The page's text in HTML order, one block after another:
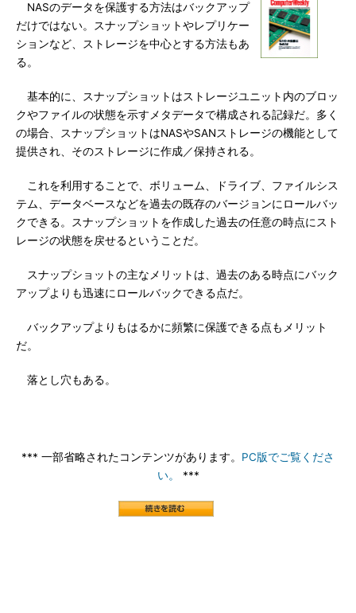
NASのデータを保護する方法はバックアップ
だけではない。スナップショットやレプリケー
ションなど、ストレージを中心とする方法もあ
る。
基本的に、スナップショットはストレージユニット内のブロッ
クやファイルの状態を示すメタデータで構成される記録だ。多く
の場合、スナップショットはNASやSANストレージの機能として
提供され、そのストレージに作成／保持される。
これを利用することで、ボリューム、ドライブ、ファイルシス
テム、データベースなどを過去の既存のバージョンにロールバッ
クできる。スナップショットを作成した過去の任意の時点にスト
レージの状態を戻せるということだ。
スナップショットの主なメリットは、過去のある時点にバック
アップよりも迅速にロールバックできる点だ。
バックアップよりもはるかに頻繁に保護できる点もメリット
だ。
落とし穴もある。
*** 一部省略されたコンテンツがあります。 PC版でご覧くださ
い。
***